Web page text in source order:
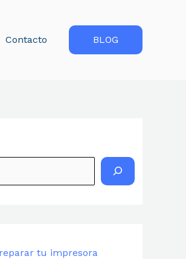
Contacto BLOG
tu impresora